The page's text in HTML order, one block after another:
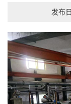
发布